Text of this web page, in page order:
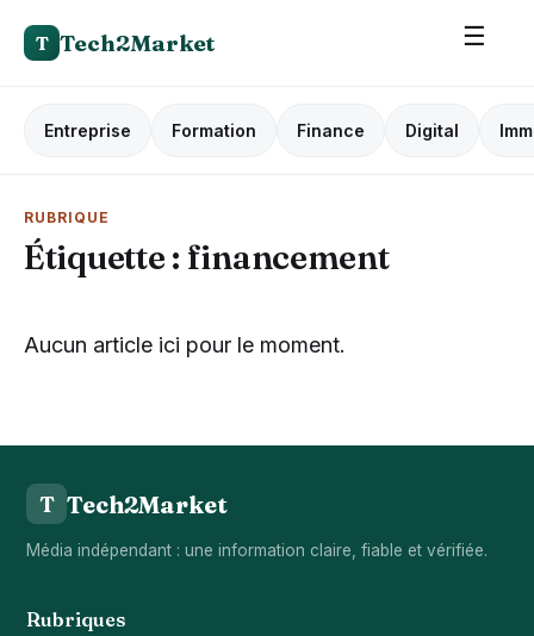
T Tech2Market ☰
Entreprise Formation Finance Digital
RUBRIQUE
Étiquette : financement
Aucun article ici pour le moment.
T Tech2Market
Média indépendant : une information claire, fiable et vérifiée.
Rubriques